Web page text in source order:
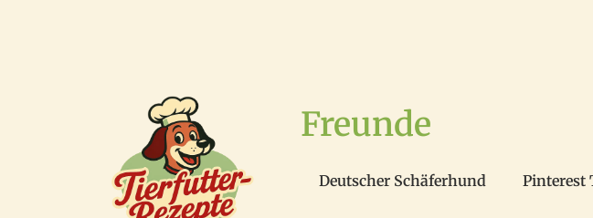
Freunde
Deutscher Schäferhund Pinterest